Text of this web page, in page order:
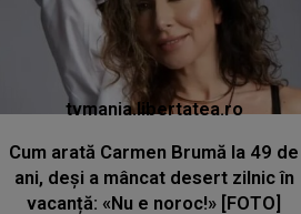
tvmania.libertatea.ro
Cum arată Carmen Brumă la 49 de
ani, deși a mâncat desert zilnic în
vacanță: «Nu e noroc!» [FOTO]